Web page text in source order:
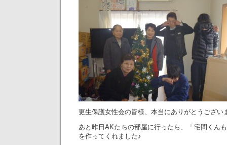
更生保護女性会の皆様、本当にありがとうござい
あと昨日AKたちの部屋に行ったら、「宅間くん
を作ってくれました♪